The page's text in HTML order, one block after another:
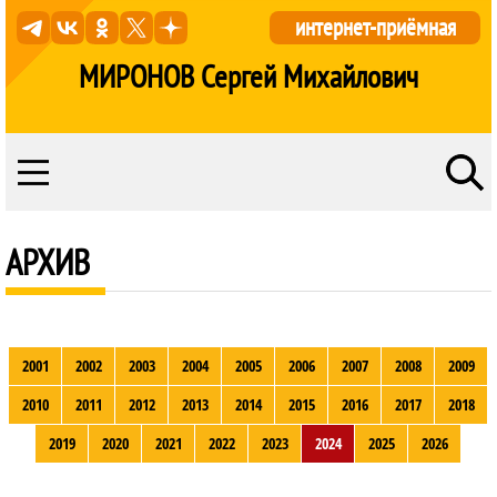
МИРОНОВ Сергей Михайлович
интернет-приёмная
АРХИВ
2001 2002 2003 2004 2005 2006 2007 2008
2009
2010
2011 2012 2013 2014 2015 2016 2017
2018
2019
2020 2021 2022 2023 2024 2025 2026